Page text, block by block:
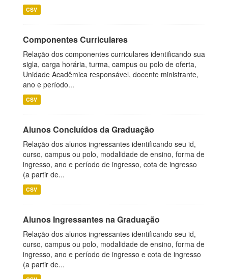
CSV
Componentes Curriculares
Relação dos componentes curriculares identificando sua
sigla, carga horária, turma, campus ou polo de oferta,
Unidade Acadêmica responsável, docente ministrante,
ano e período...
CSV
Alunos Concluídos da Graduação
Relação dos alunos ingressantes identificando seu id,
curso, campus ou polo, modalidade de ensino, forma de
ingresso, ano e período de ingresso, cota de ingresso
(a partir de...
CSV
Alunos Ingressantes na Graduação
Relação dos alunos ingressantes identificando seu id,
curso, campus ou polo, modalidade de ensino, forma de
ingresso, ano e período de ingresso e cota de ingresso
(a partir de...